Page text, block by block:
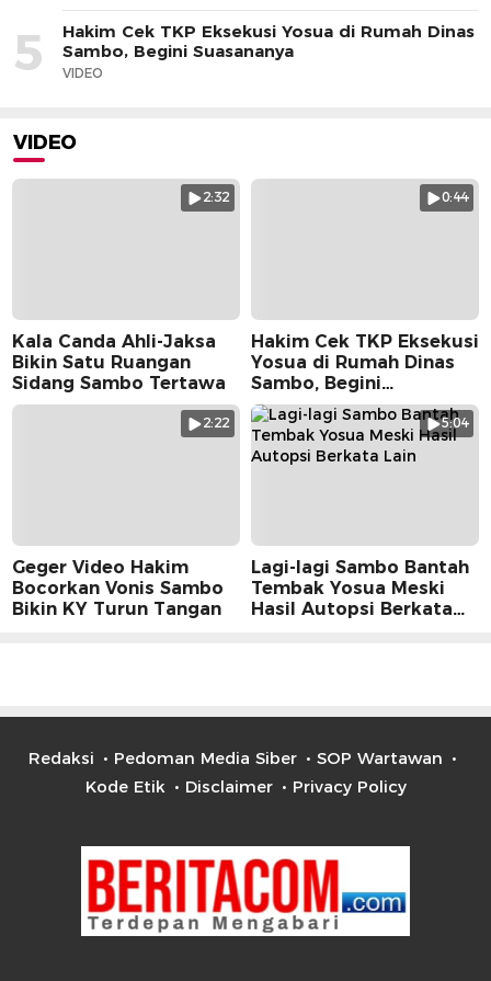
5
Hakim Cek TKP Eksekusi Yosua di Rumah Dinas
Sambo, Begini Suasananya
VIDEO
VIDEO
2:32
Kala Canda Ahli-Jaksa
Bikin Satu Ruangan
Sidang Sambo Tertawa
0:44
Hakim Cek TKP Eksekusi
Yosua di Rumah Dinas
Sambo, Begini
Suasananya
2:22
Geger Video Hakim
Bocorkan Vonis Sambo
Bikin KY Turun Tangan
5:04
Lagi-lagi Sambo Bantah
Tembak Yosua Meski
Hasil Autopsi Berkata
Redaksi Pedoman Media Siber
SOP Wartawan
Kode Etik
Disclaimer Privacy Policy